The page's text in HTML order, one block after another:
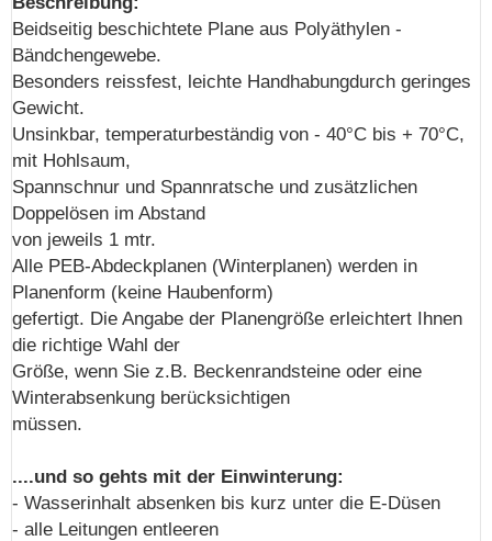
Beidseitig beschichtete Plane aus Polyäthylen -
Bändchengewebe.
Besonders reissfest, leichte Handhabungdurch geringes
Gewicht.
Unsinkbar, temperaturbeständig von - 40°C bis + 70°C,
mit Hohlsaum,
Spannschnur und Spannratsche und zusätzlichen
Doppelösen im Abstand
von jeweils 1 mtr.
Alle PEB-Abdeckplanen (Winterplanen) werden in
Planenform (keine Haubenform)
gefertigt. Die Angabe der Planengröße erleichtert Ihnen
die richtige Wahl der
Größe, wenn Sie z.B. Beckenrandsteine oder eine
Winterabsenkung berücksichtigen
müssen.
....und so gehts mit der Einwinterung:
- Wasserinhalt absenken bis kurz unter die E-Düsen
- alle Leitungen entleeren